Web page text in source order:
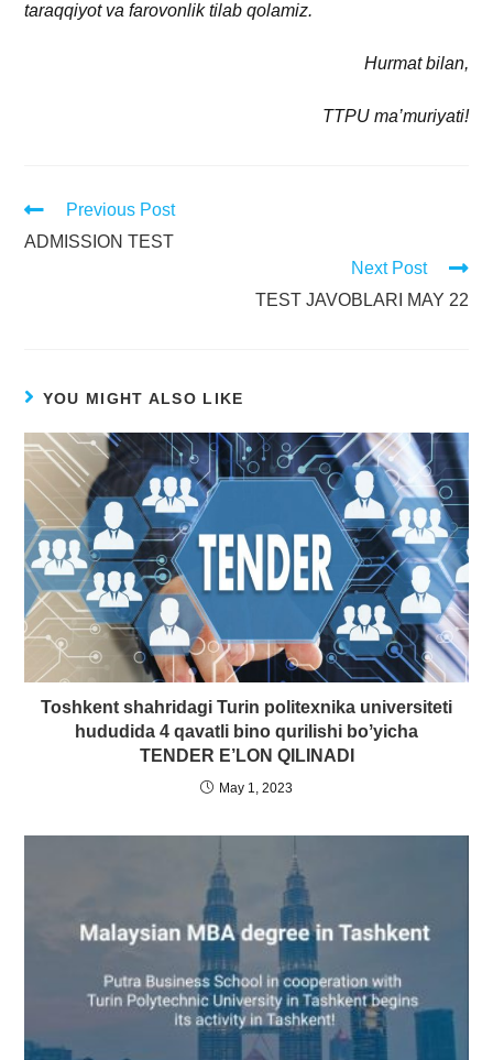
taraqqiyot va farovonlik tilab qolamiz.
Hurmat bilan,
TTPU ma’muriyati!
Previous Post
ADMISSION TEST
Next Post
TEST JAVOBLARI MAY 22
YOU MIGHT ALSO LIKE
Toshkent shahridagi Turin politexnika universiteti
hududida 4 qavatli bino qurilishi boʼyicha
TENDER E’LON QILINАDI
May 1, 2023